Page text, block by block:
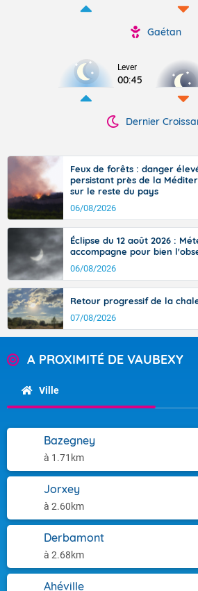
Gaétan
Lever
00:45
Dernier
Feux de forêts : danger
persistant près de la
sur le reste du pays
06/08/2026
Éclipse du 12 août 2026 :
accompagne pour bien
06/08/2026
Retour progressif de la
07/08/2026
A PROXIMITÉ DE VAUBEXY
Ville
Bazegney
à 1.71km
Jorxey
à 2.60km
Derbamont
à 2.68km
Ahéville